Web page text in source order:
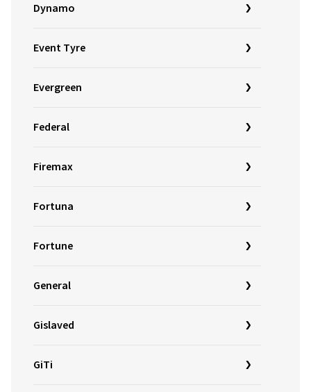
Dynamo
Event Tyre
Evergreen
Federal
Firemax
Fortuna
Fortune
General
Gislaved
GiTi